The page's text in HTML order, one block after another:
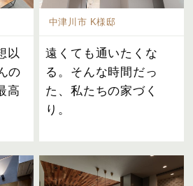
以
の
高
中津川市 K様邸
遠くても通いたくな
る。そんな時間だっ
た、私たちの家づく
り。